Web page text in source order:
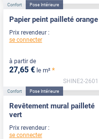
Confort Pose Intérieure
Papier peint pailleté orange
Prix revendeur :
se connecter
à partir de
27,65 € le m² *
SHINE2-2601
Confort Pose Intérieure
Revêtement mural pailleté
vert
Prix revendeur :
se connecter